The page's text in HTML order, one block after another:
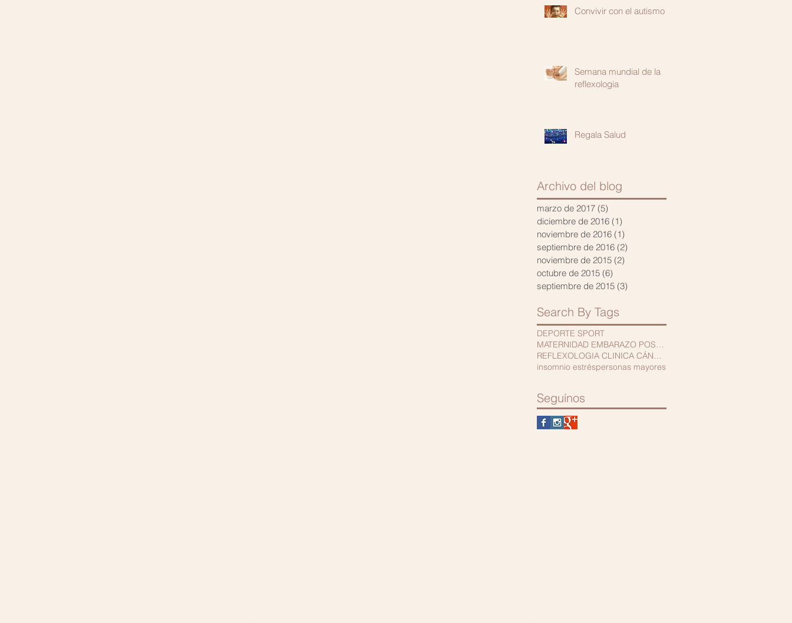
Convivir con el autismo
Semana mundial de la
reflexologia
Regala Salud
Archivo del blog
marzo de 2017 (5)
diciembre de 2016 (1)
noviembre de 2016 (1)
septiembre de 2016 (2)
noviembre de 2015 (2)
octubre de 2015 (6)
septiembre de 2015 (3)
Search By Tags
DEPORTE SPORT
MATERNIDAD EMBARAZO POSTPARTO NIÑOS
REFLEXOLOGIA CLINICA CÁNCER
insomnio estréspersonas mayores
Seguínos